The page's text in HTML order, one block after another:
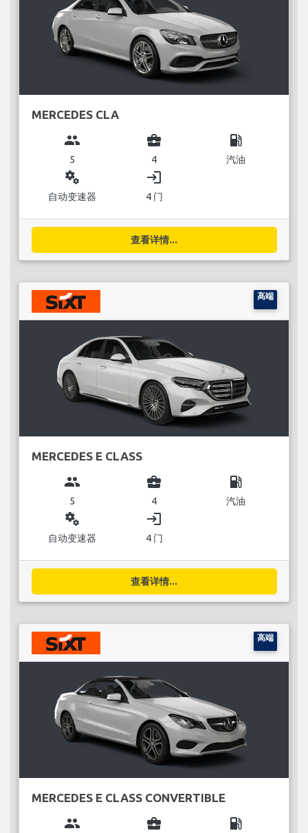
MERCEDES CLA
group
5
business_center
4
local_gas_station
汽油
miscellaneous_services
自动变速器
login
4 门
查看详情...
高端
MERCEDES E CLASS
group
5
business_center
4
local_gas_station
汽油
miscellaneous_services
自动变速器
login
4 门
查看详情...
高端
MERCEDES E CLASS CONVERTIBLE
group business_center local_gas_station